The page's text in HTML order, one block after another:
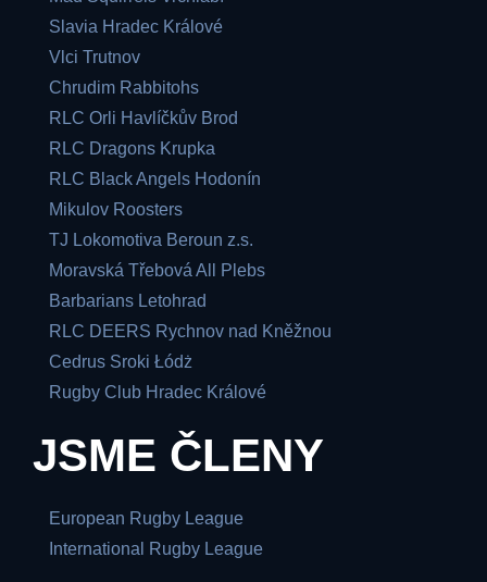
Slavia Hradec Králové
Vlci Trutnov
Chrudim Rabbitohs
RLC Orli Havlíčkův Brod
RLC Dragons Krupka
RLC Black Angels Hodonín
Mikulov Roosters
TJ Lokomotiva Beroun z.s.
Moravská Třebová All Plebs
Barbarians Letohrad
RLC DEERS Rychnov nad Kněžnou
Cedrus Sroki Łódż
Rugby Club Hradec Králové
JSME ČLENY
European Rugby League
International Rugby League